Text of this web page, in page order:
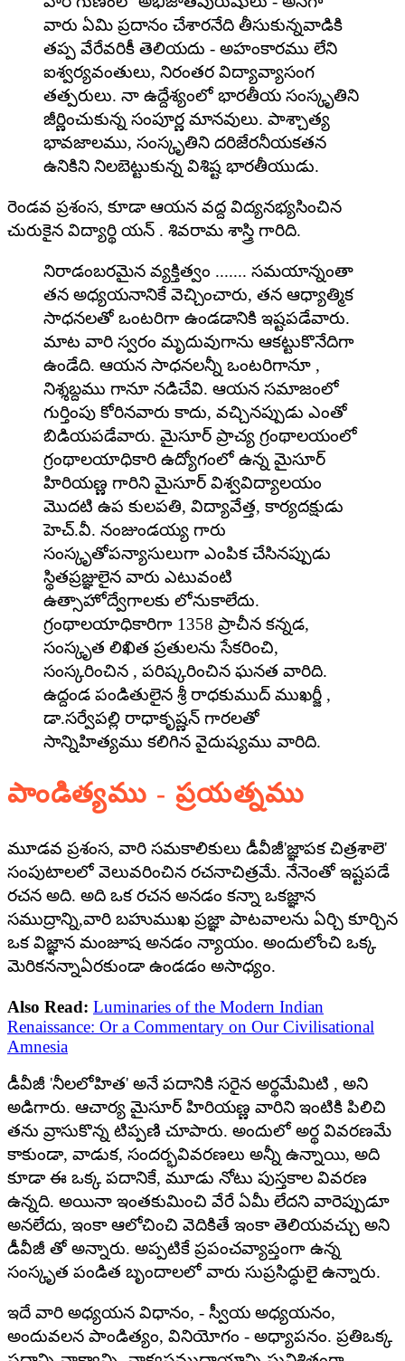
వారు ఏమి ప్రదానం చేశారనేది తీసుకున్నవాడికి
తప్ప వేరేవరికీ తెలియదు - అహంకారము లేని
ఐశ్వర్యవంతులు, నిరంతర విద్యావ్యాసంగ
తత్పరులు. నా ఉద్దేశ్యంలో భారతీయ సంస్కృతిని
జీర్ణించుకున్న సంపూర్ణ మానవులు. పాశ్చాత్య
భావజాలము, సంస్కృతిని దరిజేరనీయకతన
ఉనికిని నిలబెట్టుకున్న విశిష్ట భారతీయుడు.
రెండవ ప్రశంస, కూడా ఆయన వద్ద విద్యనభ్యసించిన
చురుకైన విద్యార్థి యన్ . శివరామ శాస్త్రి గారిది.
నిరాడంబరమైన వ్యక్తిత్వం ....... సమయాన్నంతా
తన అధ్యయనానికే వెచ్చించారు, తన ఆధ్యాత్మిక
సాధనలతో ఒంటరిగా ఉండడానికి ఇష్టపడేవారు.
మాట వారి స్వరం మృదువుగాను ఆకట్టుకొనేదిగా
ఉండేది. ఆయన సాధనలన్నీ ఒంటరిగానూ ,
నిశ్శబ్దము గానూ నడిచేవి. ఆయన సమాజంలో
గుర్తింపు కోరినవారు కాదు, వచ్చినప్పుడు ఎంతో
బిడియపడేవారు. మైసూర్ ప్రాచ్య గ్రంథాలయంలో
గ్రంథాలయాధికారి ఉద్యోగంలో ఉన్న మైసూర్
హిరియణ్ణ గారిని మైసూర్ విశ్వవిద్యాలయం
మొదటి ఉప కులపతి, విద్యావేత్త, కార్యదక్షుడు
హెచ్.వీ. నంజుండయ్య గారు
సంస్కృతోపన్యాసులుగా ఎంపిక చేసినప్పుడు
స్థితప్రజ్ఞులైన వారు ఎటువంటి
ఉత్సాహోద్వేగాలకు లోనుకాలేదు.
గ్రంథాలయాధికారిగా 1358 ప్రాచీన కన్నడ,
సంస్కృత లిఖిత ప్రతులను సేకరించి,
సంస్కరించిన , పరిష్కరించిన ఘనత వారిది.
ఉద్దండ పండితులైన శ్రీ రాధకుముద్ ముఖర్జీ ,
డా.సర్వేపల్లి రాధాకృష్ణన్ గారలతో
సాన్నిహిత్యము కలిగిన వైదుష్యము వారిది.
పాండిత్యము - ప్రయత్నము
మూడవ ప్రశంస, వారి సమకాలికులు డీవీజీ'జ్ఞాపక చిత్రశాలె'
సంపుటాలలో వెలువరించిన రచనాచిత్రమే. నేనెంతో ఇష్టపడే
రచన అది. అది ఒక రచన అనడం కన్నా ఒకజ్ఞాన
సముద్రాన్ని,వారి బహుముఖ ప్రజ్ఞా పాటవాలను ఏర్చి కూర్చిన
ఒక విజ్ఞాన మంజూష అనడం న్యాయం. అందులోంచి ఒక్క
మెరికనన్నాఏరకుండా ఉండడం అసాధ్యం.
Also Read: Luminaries of the Modern Indian
Renaissance: Or a Commentary on Our Civilisational
Amnesia
డీవీజీ 'నీలలోహిత' అనే పదానికి సరైన అర్థమేమిటి , అని
అడిగారు. ఆచార్య మైసూర్ హిరియణ్ణ వారిని ఇంటికి పిలిచి
తను వ్రాసుకొన్న టిప్పణి చూపారు. అందులో అర్థ వివరణమే
కాకుండా, వాడుక, సందర్భవివరణలు అన్నీ ఉన్నాయి, అది
కూడా ఈ ఒక్క పదానికే, మూడు నోటు పుస్తకాల వివరణ
ఉన్నది. అయినా ఇంతకుమించి వేరే ఏమీ లేదని వారెప్పుడూ
అనలేదు, ఇంకా ఆలోచించి వెదికితే ఇంకా తెలియవచ్చు అని
డీవీజీ తో అన్నారు. అప్పటికే ప్రపంచవ్యాప్తంగా ఉన్న
సంస్కృత పండిత బృందాలలో వారు సుప్రసిద్ధులై ఉన్నారు.
ఇదే వారి అధ్యయన విధానం, - స్వీయ అధ్యయనం,
అందువలన పాండిత్యం, వినియోగం - అధ్యాపనం. ప్రతిఒక్క